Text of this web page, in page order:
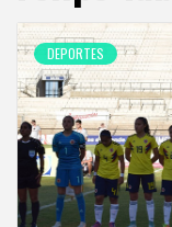
DEPORTES